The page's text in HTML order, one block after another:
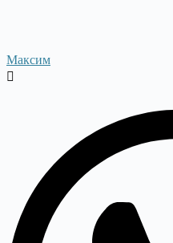
Максим